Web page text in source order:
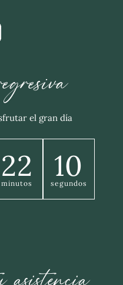
el gran día
22
minutos 08
segundos